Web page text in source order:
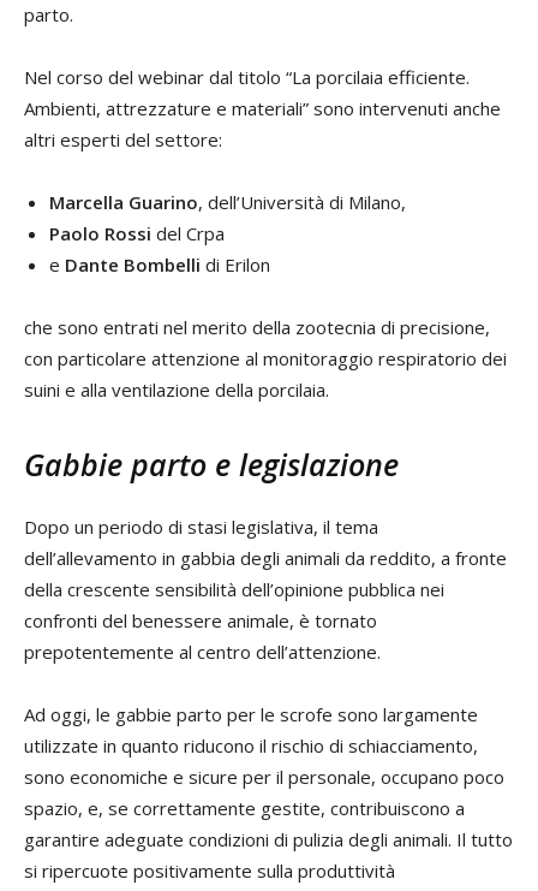
parto.
Nel corso del webinar dal titolo “La porcilaia efficiente.
Ambienti, attrezzature e materiali” sono intervenuti anche
altri esperti del settore:
Marcella Guarino, dell’Università di Milano,
Paolo Rossi del Crpa
e Dante Bombelli di Erilon
che sono entrati nel merito della zootecnia di precisione,
con particolare attenzione al monitoraggio respiratorio dei
suini e alla ventilazione della porcilaia.
Gabbie parto e legislazione
Dopo un periodo di stasi legislativa, il tema
dell’allevamento in gabbia degli animali da reddito, a fronte
della crescente sensibilità dell’opinione pubblica nei
confronti del benessere animale, è tornato
prepotentemente al centro dell’attenzione.
Ad oggi, le gabbie parto per le scrofe sono largamente
utilizzate in quanto riducono il rischio di schiacciamento,
sono economiche e sicure per il personale, occupano poco
spazio, e, se correttamente gestite, contribuiscono a
garantire adeguate condizioni di pulizia degli animali. Il tutto
si ripercuote positivamente sulla produttività